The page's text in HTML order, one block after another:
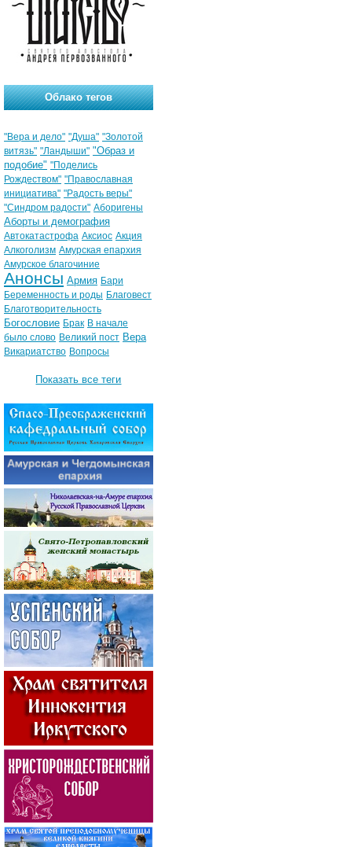
Облако тегов
"Вера и дело" "Душа" "Золотой
витязь" "Ландыши" "Образ и
подобие" "Поделись
Рождеством" "Православная
инициатива" "Радость веры"
"Синдром радости" Аборигены
Аборты и демография
Автокатастрофа Аксиос Акция
Алкоголизм Амурская епархия
Амурское благочиние
Анонсы Армия Бари
Беременность и роды Благовест
Благотворительность
Богословие Брак В начале
было слово Великий пост Вера
Викариатство Вопросы
Показать все теги